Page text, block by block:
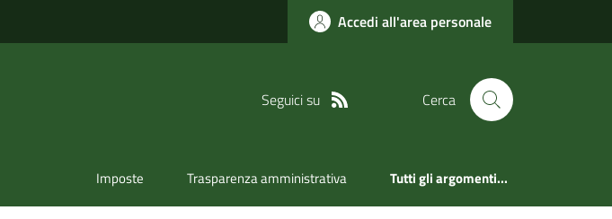
Accedi all'area personale
Seguici su Cerca
Imposte Trasparenza amministrativa Tutti gli argomenti...